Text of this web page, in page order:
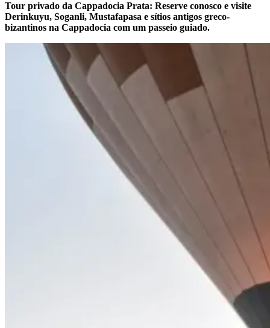
Tour privado da Cappadocia Prata: Reserve conosco e visite
Derinkuyu, Soganli, Mustafapasa e sítios antigos greco-
bizantinos na Cappadocia com um passeio guiado.